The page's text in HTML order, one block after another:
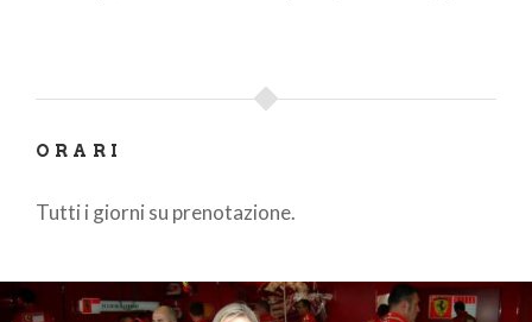
ORARI
Tutti i giorni su prenotazione.